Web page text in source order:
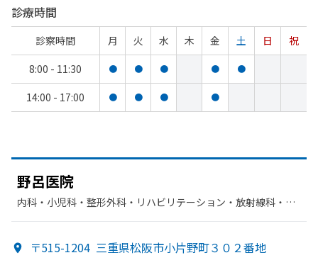
診療時間
診察時間 月 火 水 木 金 土 日
祝
8:00 - 11:30
● ● ● ● ●
14:00 - 17:00 ● ● ● ●
野呂医院
内科・​小児科・​整形外科・​リハビリテーション・​放射線科・​外
〒515-1204 三重県松阪市小片野町３０２番地